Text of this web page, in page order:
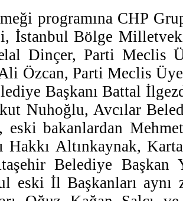
programına CHP
İstanbul Bölge
Dinçer, Parti Meclis
Özcan, Parti Meclis
Başkanı Battal
Nuhoğlu, Avcılar
eski bakanlardan
Hakkı Altınkaynak,
Belediye Başkan
eski İl Başkanları aynı